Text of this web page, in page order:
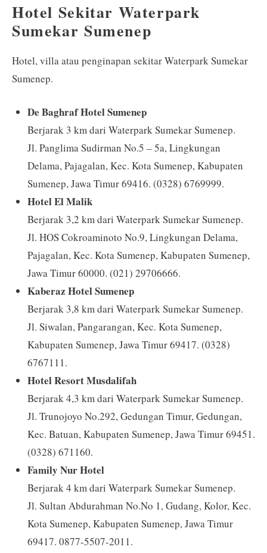
Hotel Sekitar Waterpark
Sumekar Sumenep
Hotel, villa atau penginapan sekitar Waterpark Sumekar
Sumenep.
De Baghraf Hotel Sumenep
Berjarak 3 km dari Waterpark Sumekar Sumenep.
Jl. Panglima Sudirman No.5 – 5a, Lingkungan
Delama, Pajagalan, Kec. Kota Sumenep, Kabupaten
Sumenep, Jawa Timur 69416. (0328) 6769999.
Hotel El Malik
Berjarak 3,2 km dari Waterpark Sumekar Sumenep.
Jl. HOS Cokroaminoto No.9, Lingkungan Delama,
Pajagalan, Kec. Kota Sumenep, Kabupaten Sumenep,
Jawa Timur 60000. (021) 29706666.
Kaberaz Hotel Sumenep
Berjarak 3,8 km dari Waterpark Sumekar Sumenep.
Jl. Siwalan, Pangarangan, Kec. Kota Sumenep,
Kabupaten Sumenep, Jawa Timur 69417. (0328)
6767111.
Hotel Resort Musdalifah
Berjarak 4,3 km dari Waterpark Sumekar Sumenep.
Jl. Trunojoyo No.292, Gedungan Timur, Gedungan,
Kec. Batuan, Kabupaten Sumenep, Jawa Timur 69451.
(0328) 671160.
Family Nur Hotel
Berjarak 4 km dari Waterpark Sumekar Sumenep.
Jl. Sultan Abdurahman No.No 1, Gudang, Kolor, Kec.
Kota Sumenep, Kabupaten Sumenep, Jawa Timur
69417. 0877-5507-2011.